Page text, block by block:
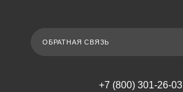
ОБРАТНАЯ СВЯЗЬ
+7 (800) 301-26-03